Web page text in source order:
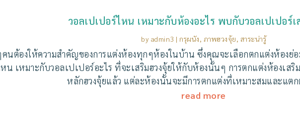
วอลเปเปอร์ไหน เหมาะกับห้องอะไร พบกับวอลเปเปอร์เ
by admin3 | กรุผนัง, ภาพฮวงจุ้ย, สาระน่ารู้
คนต้องให้ความสำคัญของการแต่งห้องทุกๆห้องในบ้าน ซึ่งคุณจะเลือกตกแต่งห้องย่
น เหมาะกับวอลเปเปอร์อะไร ที่จะเสริมฮวงจุ้ยให้กับห้องนั้นๆ การตกแต่งห้องเส
หลักฮวงจุ้ยแล้ว แต่ละห้องนั้นจะมีการตกแต่งที่เหมาะสมและแตก
read more